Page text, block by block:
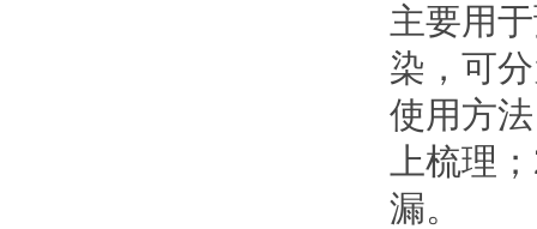
主要用
染，可
使用方
上梳理
漏。